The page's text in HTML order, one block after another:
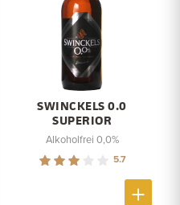
SWINCKELS 0.0
SUPERIOR
Alkoholfrei 0,0%
5.7